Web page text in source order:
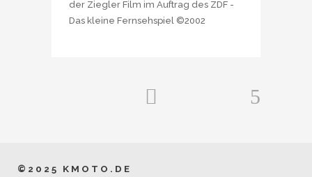
der Ziegler Film im Auftrag des ZDF -
Das kleine Fernsehspiel ©2002
©2025 KMOTO.DE